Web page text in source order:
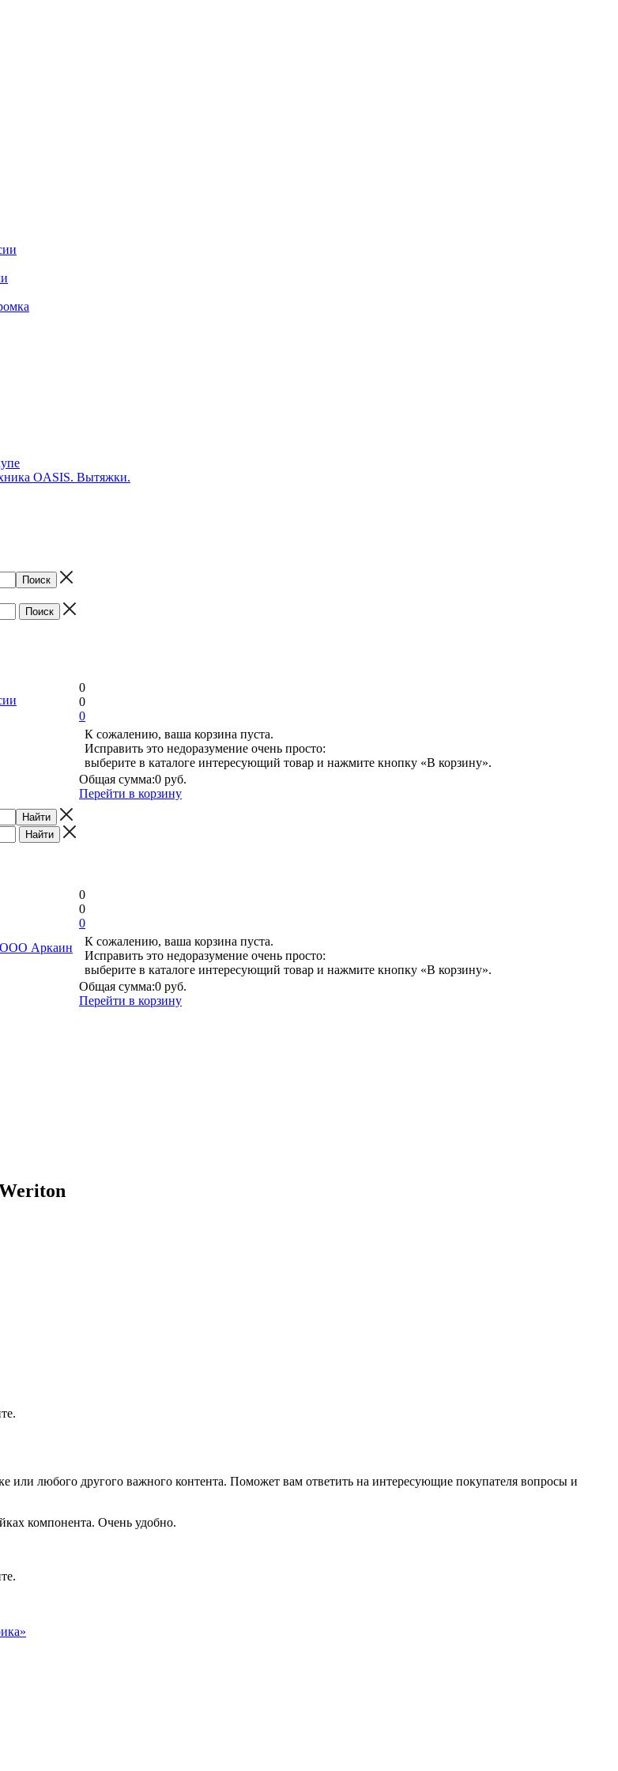
OASIS. Вытяжки.
0
0
0
К сожалению, ваша корзина пуста.
Исправить это недоразумение очень просто:
выберите в каталоге интересующий товар и нажмите кнопку «В корзину».
Общая сумма:0 руб.
Перейти в корзину
0
0
0
К сожалению, ваша корзина пуста.
Исправить это недоразумение очень просто:
выберите в каталоге интересующий товар и нажмите кнопку «В корзину».
Общая сумма:0 руб.
Перейти в корзину
или любого другого важного контента. Поможет вам ответить на интересующие покупателя вопросы и
компонента. Очень удобно.